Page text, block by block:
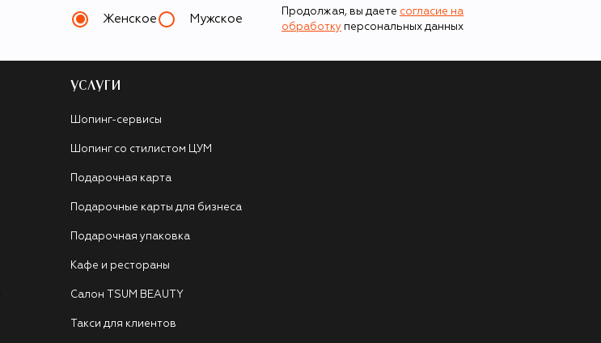
Женское Мужское
Продолжая, вы даете согласие на
обработку персональных данных
УСЛУГИ
Шопинг-сервисы
Шопинг со стилистом ЦУМ
Подарочная карта
Подарочные карты для бизнеса
Подарочная упаковка
Кафе и рестораны
Салон TSUM BEAUTY
Такси для клиентов